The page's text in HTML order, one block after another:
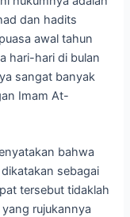
dan hadits
awal tahun
hari-hari di bulan
sangat banyak
Imam At-
bahwa
sebagai
tersebut tidaklah
rujukannya